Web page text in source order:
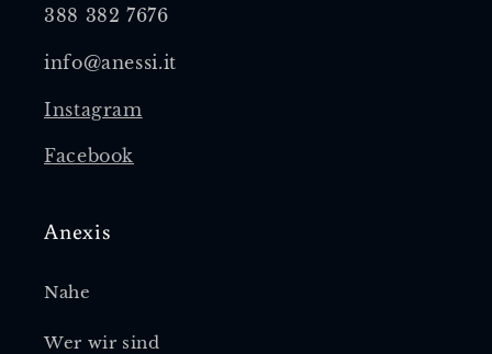
388 382 7676
info@anessi.it
Instagram
Facebook
Anexis
Nahe
Wer wir sind